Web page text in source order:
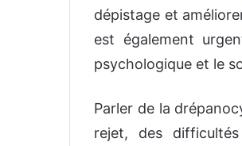
dépistage et
est également
psychologique et le
Parler de la
rejet, des